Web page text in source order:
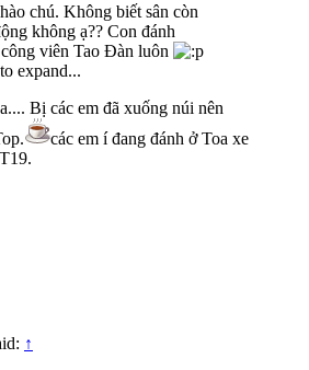
chú. Không biết sân còn
không ạ?? Con đánh
viên Tao Đàn luôn
expand...
Bị các em đã xuống núi nên
các em í đang đánh ở Toa xe
↑